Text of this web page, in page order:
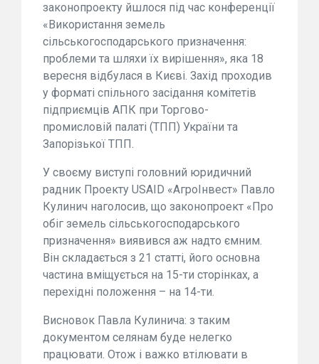
законопроекту йшлося під час конференції
«Використання земель
сільськогосподарського призначення:
проблеми та шляхи їх вирішення», яка 18
вересня відбулася в Києві. Захід проходив
у форматі спільного засідання комітетів
підприємців АПК при Торгово-
промисловій палаті (ТПП) України та
Запорізької ТПП.
У своєму виступі головний юридичний
радник Проекту USAID «АгроІнвест» Павло
Кулинич наголосив, що законопроект «Про
обіг земель сільськогосподарського
призначення» виявився аж надто ємним.
Він складається з 21 статті, його основна
частина вміщується на 15-ти сторінках, а
перехідні положення – на 14-ти.
Висновок Павла Кулинича: з таким
документом селянам буде нелегко
працювати. Отож і важко втілювати в